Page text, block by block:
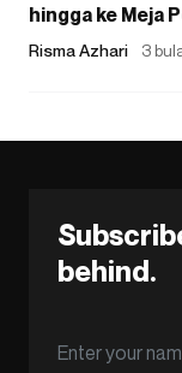
hingga ke Meja
Risma Azhari 3
behind.